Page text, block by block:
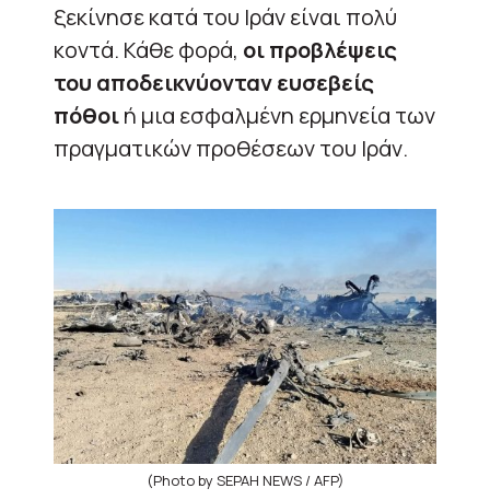
ξεκίνησε κατά του Ιράν είναι πολύ
κοντά. Κάθε φορά, οι προβλέψεις
του αποδεικνύονταν ευσεβείς
πόθοιή μια εσφαλμένη ερμηνεία των
πραγματικών προθέσεων του Ιράν.
(Photo by SEPAH NEWS / AFP)